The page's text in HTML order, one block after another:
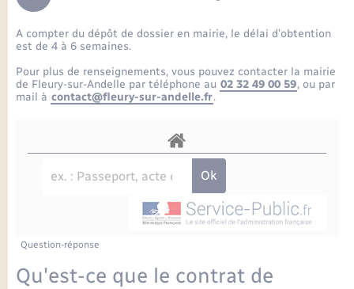
Projet nouveau groupe scolaire
Articles de presse
Etat-civil - Papiers - Citoyenneté
Mariage – PACS
Parrainage civil
Logement - Urbanisme
Nouvel habitant
Organisation d’événement
Transports scolaires
Travaux - Autorisation d’occupation de l’espace
public
La mairie
Comptes rendus de conseils
Délibérations du conseil municipal
Comptes rendus du conseil municipal
Budget
Actualités
Commerces - Entreprises - Emploi
Sorties - Animations
A compter du dépôt de dossier en mairie, le délai d’obtention
est de 4 à 6 semaines.
Pour plus de renseignements, vous pouvez contacter la mairie
de Fleury-sur-Andelle par téléphone au 02 32 49 00 59, ou par
mail à contact@fleury-sur-andelle.fr.
Question-réponse
Qu'est-ce que le contrat de